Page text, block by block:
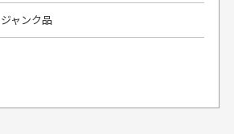
ジャンク品